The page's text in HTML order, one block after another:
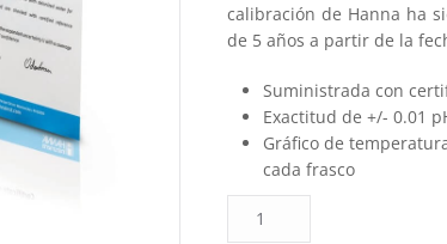
calibración de Hanna ha
de 5 años a partir de la
Suministrada con
Exactitud de +/- 0.01
Gráfico de
cada frasco